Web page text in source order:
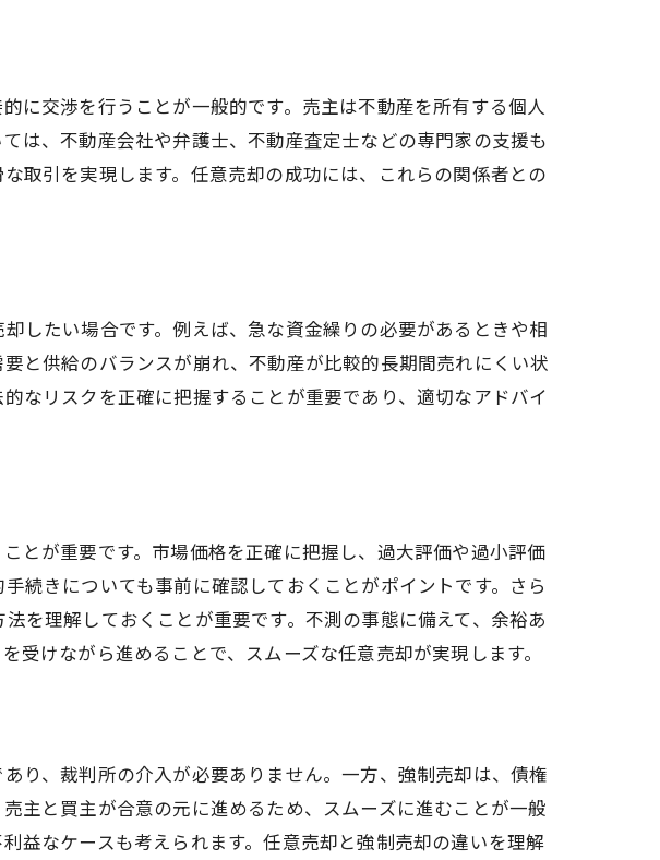
めの準備
スムーズに進める方法
理解しよう
する方法
に交渉を行うことが一般的です。売主は不動産を所有する個人
は、不動産会社や弁護士、不動産査定士などの専門家の支援も
取引を実現します。任意売却の成功には、これらの関係者との
したい場合です。例えば、急な資金繰りの必要があるときや相
と供給のバランスが崩れ、不動産が比較的長期間売れにくい状
なリスクを正確に把握することが重要であり、適切なアドバイ
とが重要です。市場価格を正確に把握し、過大評価や過小評価
続きについても事前に確認しておくことがポイントです。さら
を理解しておくことが重要です。不測の事態に備えて、余裕あ
けながら進めることで、スムーズな任意売却が実現します。
り、裁判所の介入が必要ありません。一方、強制売却は、債権
主と買主が合意の元に進めるため、スムーズに進むことが一般
益なケースも考えられます。任意売却と強制売却の違いを理解